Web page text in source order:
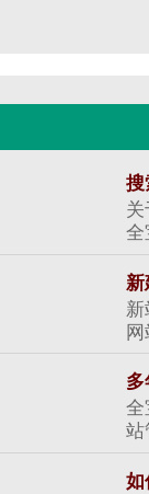
搜
关
全
新
多
全
站
如